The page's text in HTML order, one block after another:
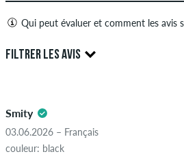
Qui peut évaluer et comment les avis
Seules les personnes ayant un
peuvent créer des avis. Ceux-ci
violent la loi applicable ou les droits
contenant du spam et de la publicité
publiés. La note en étoiles d'un
FILTRER LES AVIS
5.0
Smity
03.06.2026 – Français
couleur: black